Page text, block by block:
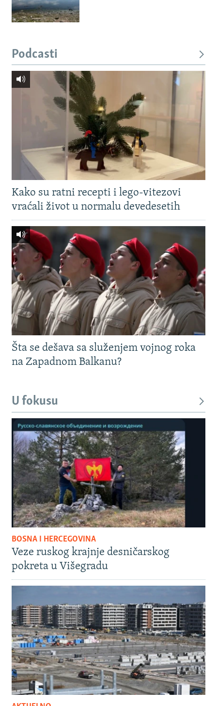
Podcasti
Kako su ratni recepti i lego-vitezovi
vraćali život u normalu devedesetih
Šta se dešava sa služenjem vojnog roka
na Zapadnom Balkanu?
U fokusu
BOSNA I HERCEGOVINA
Veze ruskog krajnje desničarskog
pokreta u Višegradu